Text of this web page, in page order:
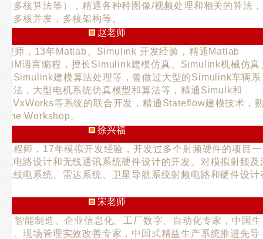
多核算法等），精通各种种图像/视频处理和相关的算法，
多核并发，多核架构等。
赵老师
程师，13年Matlab、Simulink 开发经验，精通Matlab
M语言编程，擅长Simulink建模仿真、Simulink机械仿真
，Simulink建模算法处理等，曾做过大型的Simulink车辆系
算法，大型电机系统仿真模型和算法等，精通Simulk和
VxWorks等系统的联合开发，精通Stateflow建模技术，
Workshop。
徐兴福
工程师，17年模拟开发经验，开发过多个射频硬件的项目一
拟电路设计和无线通讯系统硬件设计的开发。对模拟射频及
无线电系统、雷达系统、卫星导航系统射频电路和硬件设计
宋老师
，智能制造、企业信息化、工厂数字、自动化专家，中国生
家、现场管理实效改善专家，中国式精益生产系统推进先导